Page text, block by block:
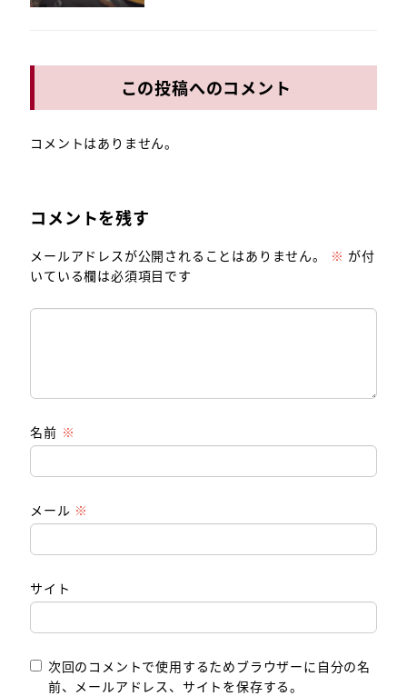
この投稿へのコメント
コメントはありません。
コメントを残す
メールアドレスが公開されることはありません。 ※ が付
いている欄は必須項目です
名前 ※
メール ※
サイト
次回のコメントで使用するためブラウザーに自分の名
前、メールアドレス、サイトを保存する。